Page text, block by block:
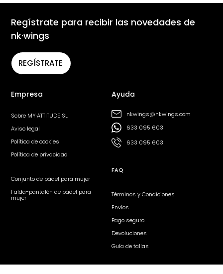
Empresa
Sobre MY·ATTITUDE SL
Aviso legal
Política de cookies
Política de privacidad
Conjunto de pádel para mujer
Falda-pantalón de pádel para
mujer
Ayuda
nkwings@nkwings.com
633 095 603
633 095 603
FAQ
Términos y Condiciones
Envíos
Pago seguro
Devoluciones
Guía de tallas
Regístrate para recibir las novedades de
nk·wings
REGÍSTRATE